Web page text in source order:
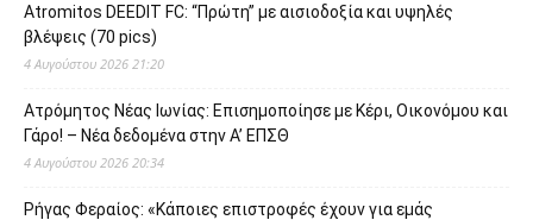
Atromitos DEEDIT FC: “Πρώτη” με αισιοδοξία και υψηλές
βλέψεις (70 pics)
4 Αυγούστου 2026 21:20
Ατρόμητος Νέας Ιωνίας: Επισημοποίησε με Κέρι, Οικονόμου και
Γάρο! – Νέα δεδομένα στην Α’ ΕΠΣΘ
4 Αυγούστου 2026 20:34
Ρήγας Φεραίος: «Κάποιες επιστροφές έχουν για εμάς